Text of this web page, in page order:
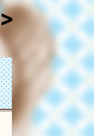
는 건 어려운 일이
상을 바뀌기 시작하
방식을 건의해 보
나도 세상을 바꾸
민과 질문 그리고
다. 그게 타인을
도 하다. 곱씹어 볼
건 부모님이
문이라 생각된다 자
이 자신의 자아상
는 모두 다른 것
니까 한 가지 색만
는 건 알록달록 다
까? 우리 아이들이
애인에 대한 올바